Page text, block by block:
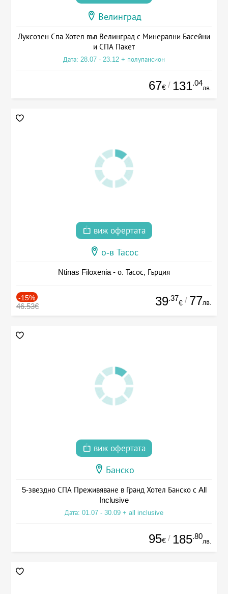
Велинград
Луксозен Спа Хотел във Велинград с Минерални Басейни
и СПА Пакет
Дата: 28.07 - 23.12 + полупансион
67€ / 131.04
лв.
виж офертата
о-в Тасос
Ntinas Filoxenia - о. Тасос, Гърция
-15%
46.53€ 39.37
€ / 77лв.
виж офертата
Банско
5-звездно СПА Преживяване в Гранд Хотел Банско с All
Inclusive
Дата: 01.07 - 30.09 + all inclusive
95€ / 185.80
лв.